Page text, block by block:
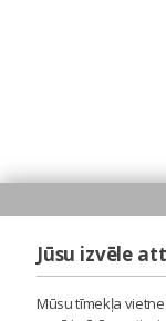
Jūsu izvēle
Mūsu tīmekļa